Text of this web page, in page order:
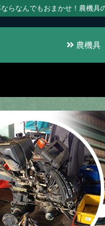
らなんでもおまかせ！農機具
農機具